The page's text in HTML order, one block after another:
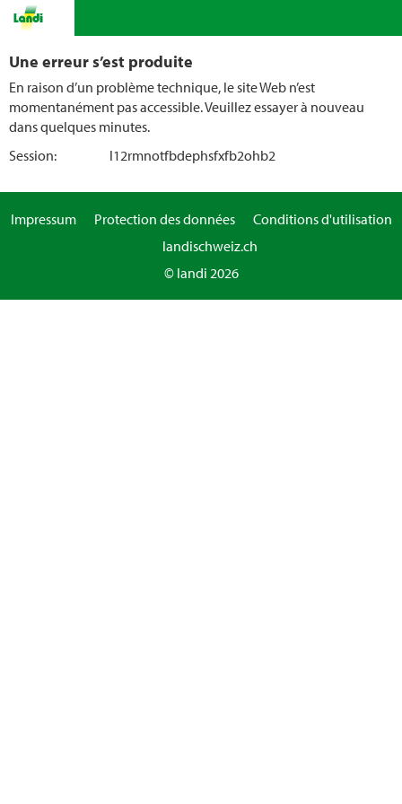
Une erreur s’est produite
En raison d’un problème technique, le site Web n’est
momentanément pas accessible. Veuillez essayer à nouveau
dans quelques minutes.
Session:
l12rmnotfbdephsfxfb2ohb2
Impressum Protection des données
Conditions d'utilisation
landischweiz.ch
© landi 2026